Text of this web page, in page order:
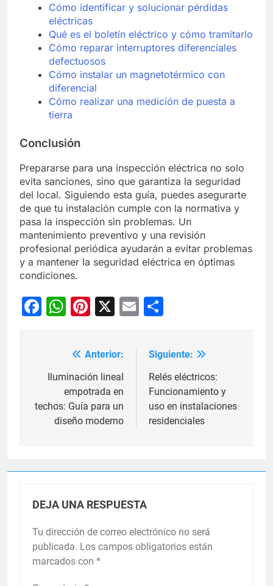
Cómo identificar y solucionar pérdidas
eléctricas
Qué es el boletín eléctrico y cómo tramitarlo
Cómo reparar interruptores diferenciales
defectuosos
Cómo instalar un magnetotérmico con
diferencial
Cómo realizar una medición de puesta a
tierra
Conclusión
Prepararse para una inspección eléctrica no solo
evita sanciones, sino que garantiza la seguridad
del local. Siguiendo esta guía, puedes asegurarte
de que tu instalación cumple con la normativa y
pasa la inspección sin problemas. Un
mantenimiento preventivo y una revisión
profesional periódica ayudarán a evitar problemas
y a mantener la seguridad eléctrica en óptimas
condiciones.
Facebook
WhatsApp
Pinterest
X Email
Navegación
entradas
Anterior:
Iluminación lineal
empotrada en
techos: Guía para un
diseño moderno
Siguiente:
Relés eléctricos:
Funcionamiento y
uso en instalaciones
residenciales
DEJA UNA RESPUESTA
Tu dirección de correo electrónico no será
publicada. Los campos obligatorios están
marcados con *